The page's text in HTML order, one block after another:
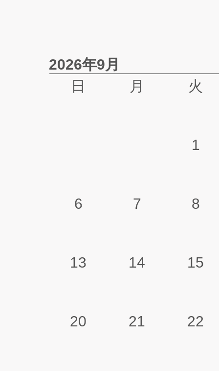
2026年9月
日
月 火
1
6 7 8
13 14 15
20 21 22